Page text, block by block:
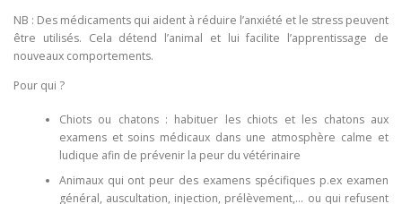
​NB : Des médicaments qui aident à réduire l’anxiété et le stress peuvent
être utilisés. Cela détend l’animal et lui facilite l’apprentissage de
nouveaux comportements.
Pour qui ? ​
Chiots ou chatons : habituer les chiots et les chatons aux
examens et soins médicaux dans une atmosphère calme et
ludique afin de prévenir la peur du vétérinaire
Animaux qui ont peur des examens spécifiques p.ex examen
général, auscultation, injection, prélèvement,… ou qui refusent